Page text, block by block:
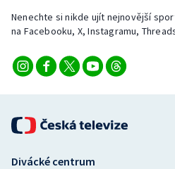
Vodní slalom
Ostatní
Nenechte si nikde ujít nejnovější
na Facebooku, X, Instagramu,
Divácké centrum